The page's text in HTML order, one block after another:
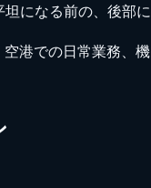
になる前の、後部
港での日常業務、